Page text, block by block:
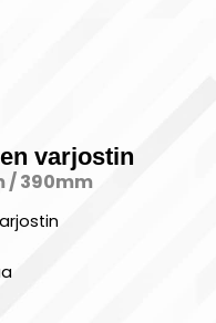
varjostin
/ 390mm